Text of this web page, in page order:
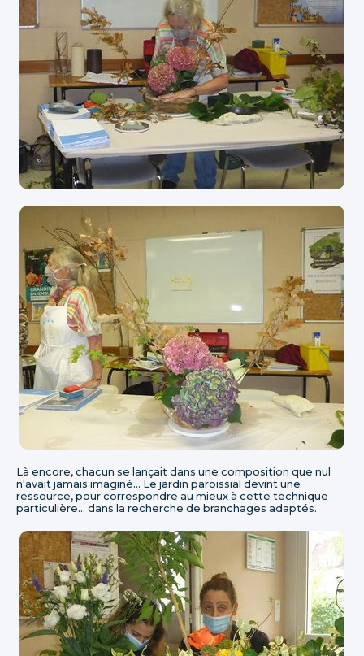
Là encore, chacun se lançait dans une composition que nul
n'avait jamais imaginé... Le jardin paroissial devint une
ressource, pour correspondre au mieux à cette technique
particulière... dans la recherche de branchages adaptés.